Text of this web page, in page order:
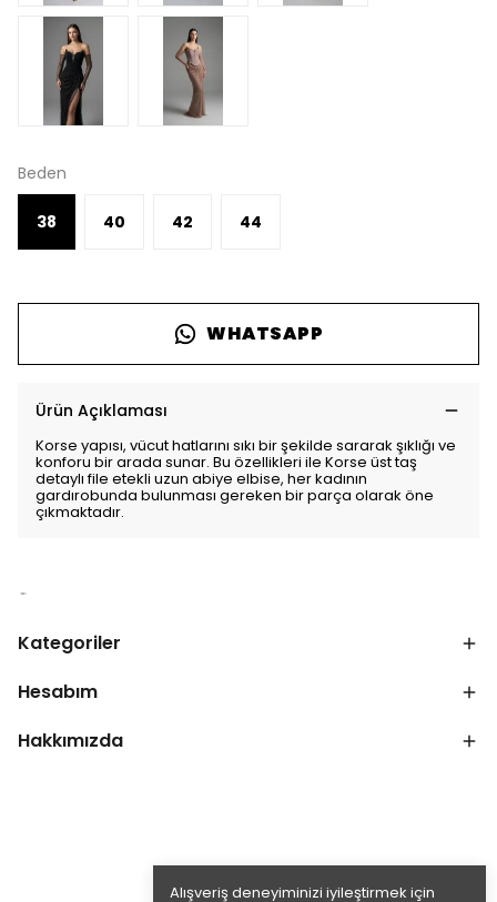
Alışveriş deneyiminizi iyileştirmek için
Beden
38 40 42 44
WHATSAPP
Ürün Açıklaması
Korse yapısı, vücut hatlarını sıkı bir şekilde sararak şıklığı ve
konforu bir arada sunar. Bu özellikleri ile Korse üst taş
detaylı file etekli uzun abiye elbise, her kadının
gardırobunda bulunması gereken bir parça olarak öne
çıkmaktadır.
Kategoriler
Hesabım
Hakkımızda